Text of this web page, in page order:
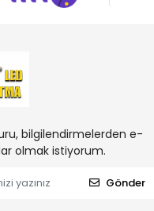
bilgilendirmelerden e-
olmak istiyorum.
Gönder